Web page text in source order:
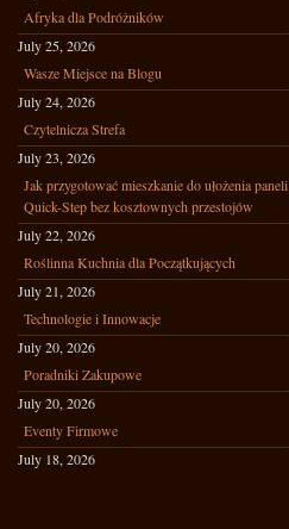
Afryka dla Podróżników
July 25, 2026
Wasze Miejsce na Blogu
July 24, 2026
Czytelnicza Strefa
July 23, 2026
Jak przygotować mieszkanie do ułożenia paneli
Quick-Step bez kosztownych przestojów
July 22, 2026
Roślinna Kuchnia dla Początkujących
July 21, 2026
Technologie i Innowacje
July 20, 2026
Poradniki Zakupowe
July 20, 2026
Eventy Firmowe
July 18, 2026